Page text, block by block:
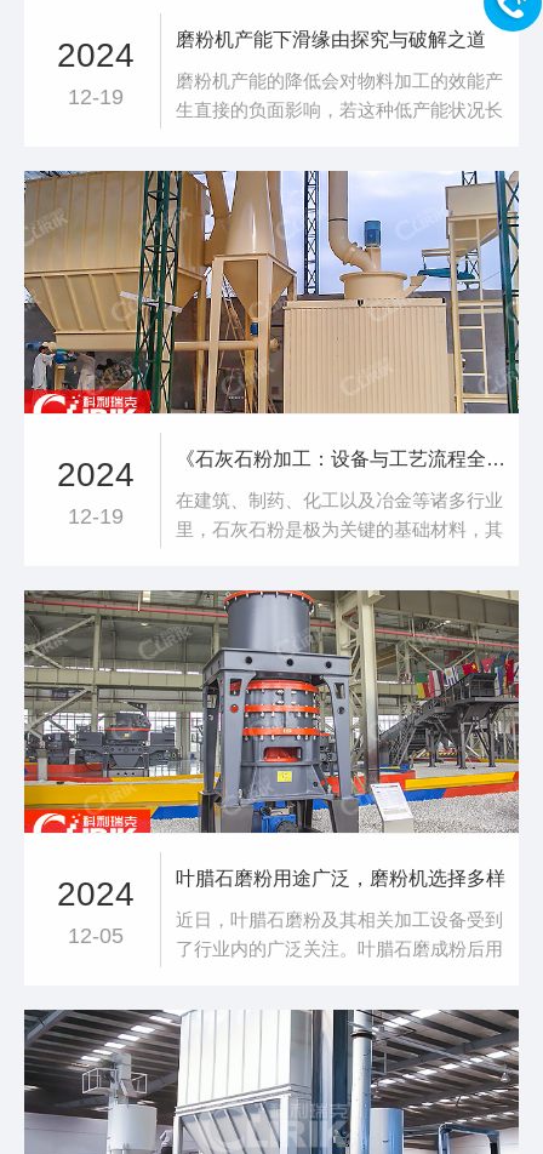
2024
12-19
磨粉机产能下滑缘由探究与破解之道
磨粉机产能的降低会对物料加工的效能产
生直接的负面影响，若这种低产能状况长
害。因此，深入探究磨粉机产能下滑的根
源显得尤为重要。那么究竟是哪些因素致
使磨粉机产能降低？又该运用何种方法予
以解决呢？ 一、磨粉机产能下滑的原因
（一）设备自身的故障隐患 磨粉机在长
时间运
2024
12-19
​《石灰石粉加工：设备与工艺流程全知晓》
在建筑、制药、化工以及冶金等诸多行业
里，石灰石粉是极为关键的基础材料，其
石灰石粉的核心设备以及石灰石粉生产线
的工艺步骤，助您透彻知晓这一核心制造
环节。加工石灰石粉的核心设备 1. 破碎
机械 破碎环节是石灰石加工的起始且极
为关键的阶段。常见的破碎器械有颚式破
碎机、
2024
12-05
叶腊石磨粉用途广泛，磨粉机选择多样
近日，叶腊石磨粉及其相关加工设备受到
了行业内的广泛关注。叶腊石磨成粉后用
在陶瓷工业中，叶腊石粉因含有较高的
(Al₂O₃)，耐热性好、白度高且收缩量小，
是制作日用陶瓷、建筑及卫生陶瓷等的理
想原料，能够提升陶瓷产品的性能和质
量.耐火材料领域也少不了叶腊石粉，其